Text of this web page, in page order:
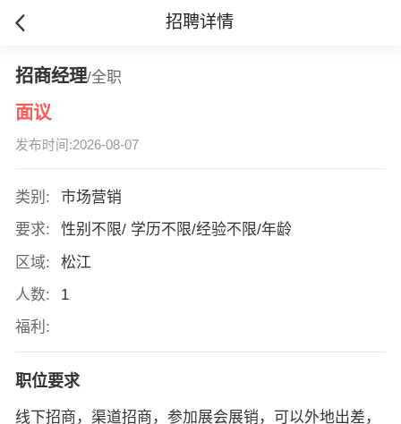
招聘详情
招商经理/全职
面议
发布时间:2026-08-07
类别:
市场营销
要求:
性别不限/ 学历不限/经验不限/年龄
区域:
松江
人数:
1
福利:
职位要求
线下招商，渠道招商，参加展会展销，可以外地出差，